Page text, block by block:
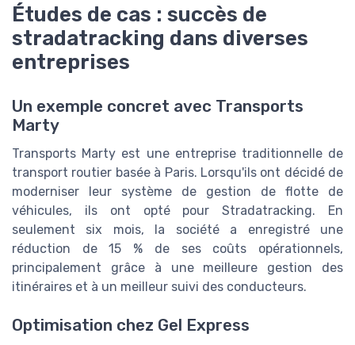
Études de cas : succès de
stradatracking dans diverses
entreprises
Un exemple concret avec Transports
Marty
Transports Marty est une entreprise traditionnelle de
transport routier basée à Paris. Lorsqu'ils ont décidé de
moderniser leur système de gestion de flotte de
véhicules, ils ont opté pour Stradatracking. En
seulement six mois, la société a enregistré une
réduction de 15 % de ses coûts opérationnels,
principalement grâce à une meilleure gestion des
itinéraires et à un meilleur suivi des conducteurs.
Optimisation chez Gel Express